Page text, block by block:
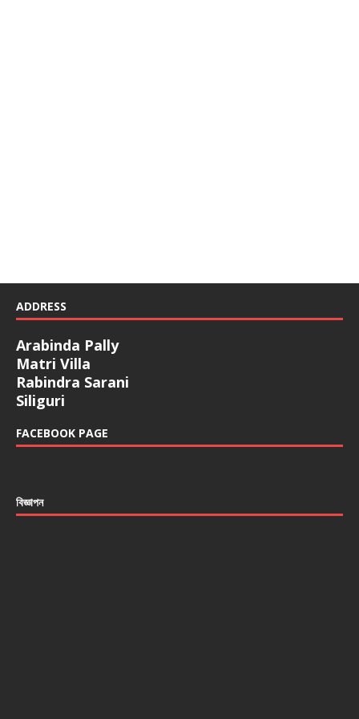
ADDRESS
Arabinda Pally
Matri Villa
Rabindra Sarani
Siliguri
FACEBOOK PAGE
বিজ্ঞাপন